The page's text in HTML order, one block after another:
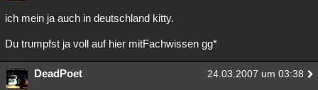
ich mein ja auch in deutschland kitty.
Du trumpfst ja voll auf hier mitFachwissen gg*
DeadPoet 24.03.2007 um 03:38